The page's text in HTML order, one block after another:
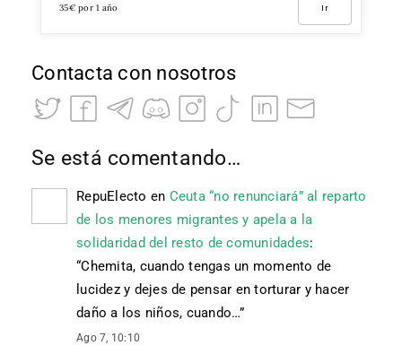
35€ por 1 año Ir
Contacta con nosotros
Se está comentando…
RepuElecto en Ceuta “no renunciará” al reparto
de los menores migrantes y apela a la
solidaridad del resto de comunidades:
“Chemita, cuando tengas un momento de
lucidez y dejes de pensar en torturar y hacer
daño a los niños, cuando…”
Ago 7, 10:10